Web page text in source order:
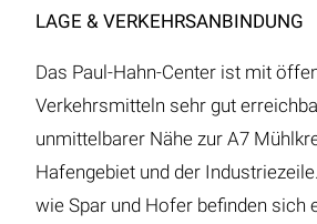
LAGE & VERKEHRSANBINDUNG
Das Paul-Hahn-Center ist mit
Verkehrsmitteln sehr gut
unmittelbarer Nähe zur A7
Hafengebiet und der
wie Spar und Hofer befinden sich